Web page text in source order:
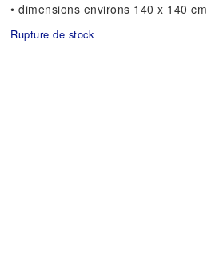
• dimensions environs 140 x 140 cm
Rupture de stock